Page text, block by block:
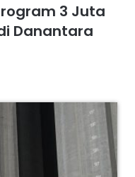
3 Juta
Danantara